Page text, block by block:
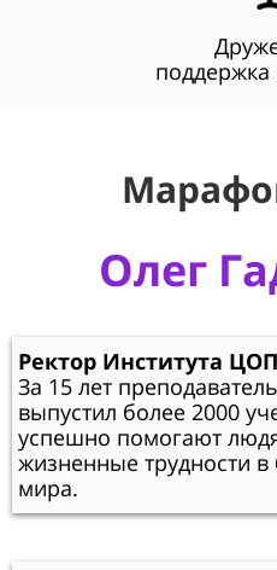
поддержка
Олег
Ректор Института ЦОП
За 15 лет
выпустил более 2000
успешно помогают
жизненные трудности в
мира.